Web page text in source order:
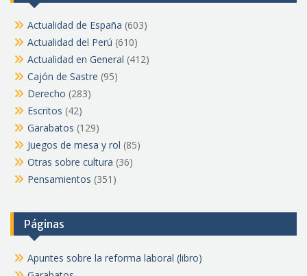
Actualidad de España (603)
Actualidad del Perú (610)
Actualidad en General (412)
Cajón de Sastre (95)
Derecho (283)
Escritos (42)
Garabatos (129)
Juegos de mesa y rol (85)
Otras sobre cultura (36)
Pensamientos (351)
Páginas
Apuntes sobre la reforma laboral (libro)